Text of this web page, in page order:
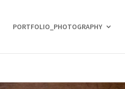
PORTFOLIO_PHOTOGRAPHY